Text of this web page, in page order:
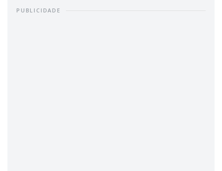
PUBLICIDADE